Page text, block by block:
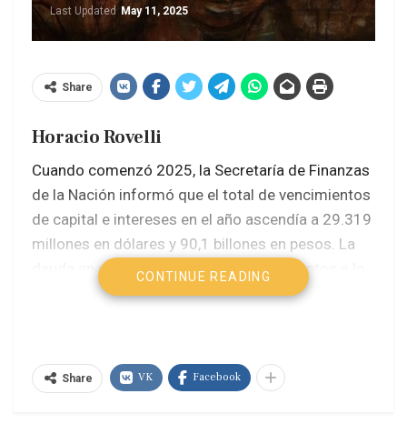
Last Updated May 11, 2025
Share
Horacio Rovelli
Cuando comenzó 2025, la Secretaría de Finanzas
de la Nación informó que el total de vencimientos
de capital e intereses en el año ascendía a 29.319
millones en dólares y 90,1 billones en pesos. La
deuda en pesos tiene distintos vencimientos a lo
largo del año, pero desde febrero de 2025 y en
refinanciaciones no superan los 60 días de plazo,
cuando en 2024 colocaban títulos de deuda en
CONTINUE READING
Share VK Facebook